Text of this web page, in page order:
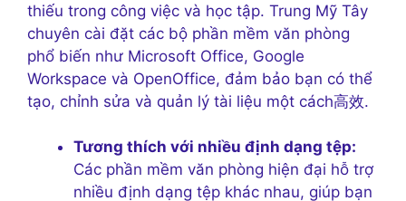
thiếu trong công việc và học tập. Trung Mỹ Tây
chuyên cài đặt các bộ phần mềm văn phòng
phổ biến như Microsoft Office, Google
Workspace và OpenOffice, đảm bảo bạn có thể
tạo, chỉnh sửa và quản lý tài liệu một cách高效.
Tương thích với nhiều định dạng tệp:
Các phần mềm văn phòng hiện đại hỗ trợ
nhiều định dạng tệp khác nhau, giúp bạn